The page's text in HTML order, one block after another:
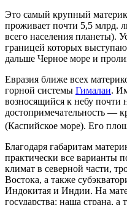
Это самый крупный
проживает почти 5,5 млрд.
всего населения планеты).
границей которых
дальше Черное море и
Евразия ближе всех
горной системы Гималаи.
возносящийся к небу почти
достопримечательность —
(Каспийское море). Его
Благодаря габаритам
практически все варианты
климат в северной части,
Востока, а также
Индокитая и Индии. На
государства: наша страна,